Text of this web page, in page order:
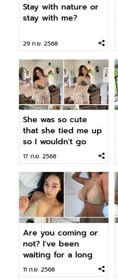
Stay with nature or
stay with me?
29 ก.ย. 2568
She was so cute
that she tied me up
so I wouldn't go
anywhere.
17 ก.ย. 2568
Are you coming or
not? I've been
waiting for a long
time.
11 ก.ย. 2568